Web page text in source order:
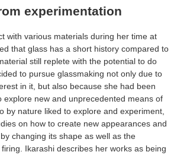
experimentation
with various materials during her time at
that glass has a short history compared to
still replete with the potential to do
to pursue glassmaking not only due to
in it, but also because she had been
explore new and unprecedented means of
by nature liked to explore and experiment,
on how to create new appearances and
changing its shape as well as the
Ikarashi describes her works as being